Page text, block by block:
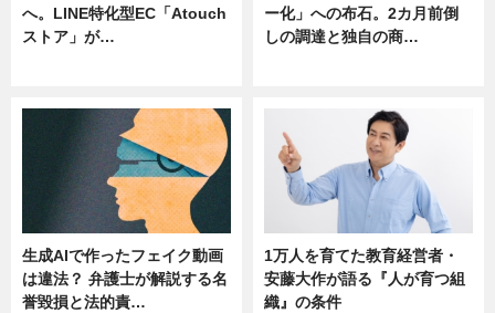
へ。LINE特化型EC「Atouch
ストア」が…
ー化」への布石。2カ月前倒
しの調達と独自の商…
生成AIで作ったフェイク動画
は違法？ 弁護士が解説する名
誉毀損と法的責…
1万人を育てた教育経営者・
安藤大作が語る『人が育つ組
織』の条件